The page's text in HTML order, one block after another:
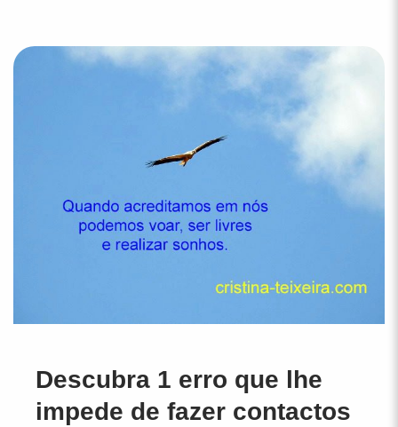
Descubra 1 erro que lhe
impede de fazer contactos